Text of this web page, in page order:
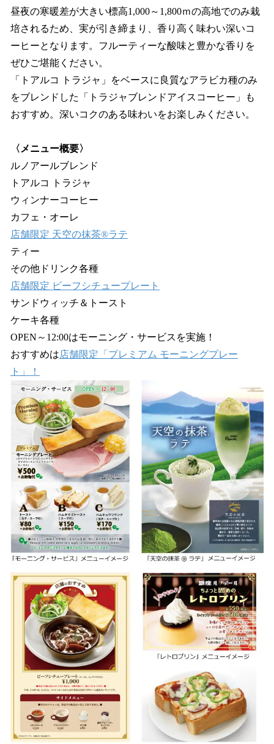
昼夜の寒暖差が大きい標高1,000～1,800ｍの高地でのみ栽
培されるため、実が引き締まり、香り高く味わい深いコ
ーヒーとなります。フルーティーな酸味と豊かな香りを
ぜひご堪能ください。
「トアルコ トラジャ」をベースに良質なアラビカ種のみ
をブレンドした「トラジャブレンドアイスコーヒー」も
おすすめ。深いコクのある味わいをお楽しみください。
〈メニュー概要〉
ルノアールブレンド
トアルコ トラジャ
ウィンナーコーヒー
カフェ・オーレ
店舗限定 天空の抹茶®ラテ
ティー
その他ドリンク各種
店舗限定 ビーフシチュープレート
サンドウィッチ＆トースト
ケーキ各種
OPEN～12:00はモーニング・サービスを実施！
おすすめは店舗限定「プレミアム モーニングプレー
ト」！